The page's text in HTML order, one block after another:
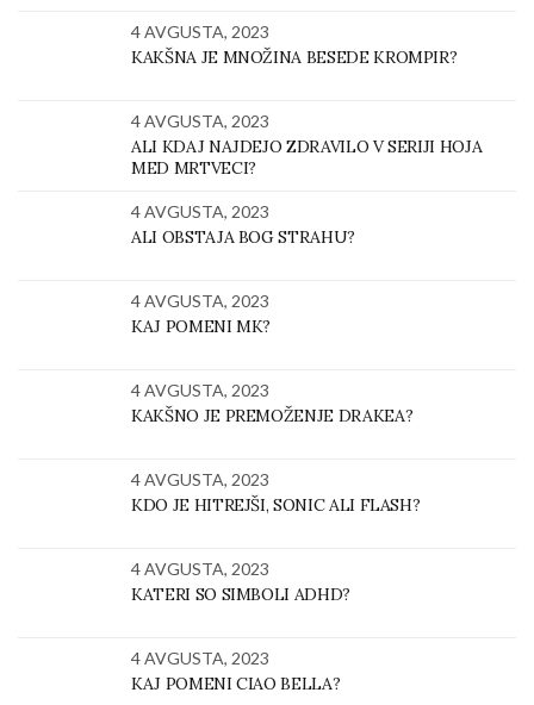
4 AVGUSTA, 2023
KAKŠNA JE MNOŽINA BESEDE KROMPIR?
4 AVGUSTA, 2023
ALI KDAJ NAJDEJO ZDRAVILO V SERIJI HOJA
MED MRTVECI?
4 AVGUSTA, 2023
ALI OBSTAJA BOG STRAHU?
4 AVGUSTA, 2023
KAJ POMENI MK?
4 AVGUSTA, 2023
KAKŠNO JE PREMOŽENJE DRAKEA?
4 AVGUSTA, 2023
KDO JE HITREJŠI, SONIC ALI FLASH?
4 AVGUSTA, 2023
KATERI SO SIMBOLI ADHD?
4 AVGUSTA, 2023
KAJ POMENI CIAO BELLA?